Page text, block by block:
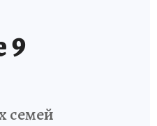
9
семей